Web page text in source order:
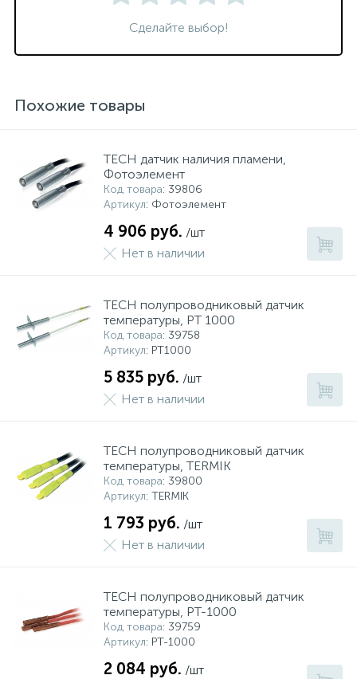
Сделайте выбор!
Похожие товары
TECH датчик наличия пламени,
Фотоэлемент
Код товара: 39806
Артикул: Фотоэлемент
4 906 руб. /шт
Нет в наличии
TECH полупроводниковый датчик
температуры, РТ 1000
Код товара: 39758
Артикул: PТ1000
5 835 руб. /шт
Нет в наличии
TECH полупроводниковый датчик
температуры, TERMIK
Код товара: 39800
Артикул: TERMIK
1 793 руб. /шт
Нет в наличии
TECH полупроводниковый датчик
температуры, РТ-1000
Код товара: 39759
Артикул: PТ-1000
2 084 руб. /шт